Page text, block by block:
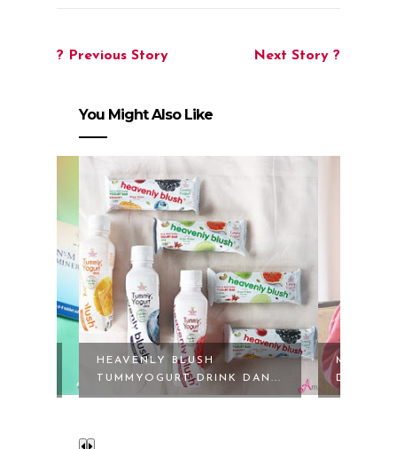
? Previous Story Next Story ?
You Might Also Like
HEAVENLY BLUSH
TUMMYOGURT DRINK DAN...
MANDI
DENGAN